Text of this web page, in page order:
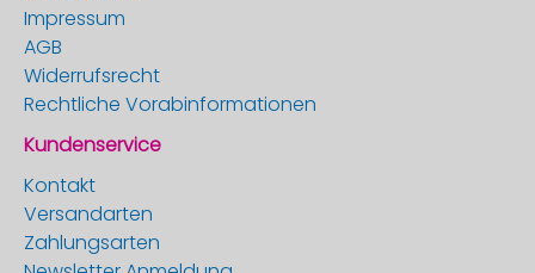
Impressum
AGB
Widerrufsrecht
Rechtliche Vorabinformationen
Kundenservice
Kontakt
Versandarten
Zahlungsarten